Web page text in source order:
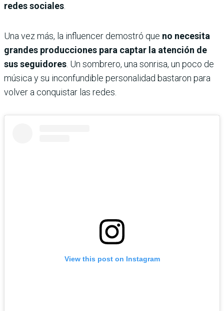
redes sociales
Una vez más, la influencer demostró que no necesita
grandes producciones para captar la atención de
sus seguidores . Un sombrero, una sonrisa, un poco de
música y su inconfundible personalidad bastaron para
volver a conquistar las redes.
View this post on Instagram